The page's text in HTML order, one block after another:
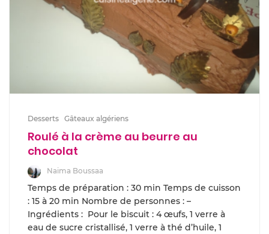
Desserts Gâteaux algériens
Roulé à la crème au beurre au
chocolat
Naima Boussaa
Temps de préparation : 30 min Temps de cuisson
: 15 à 20 min Nombre de personnes : –
Ingrédients : Pour le biscuit : 4 œufs, 1 verre à
eau de sucre cristallisé, 1 verre à thé d’huile, 1